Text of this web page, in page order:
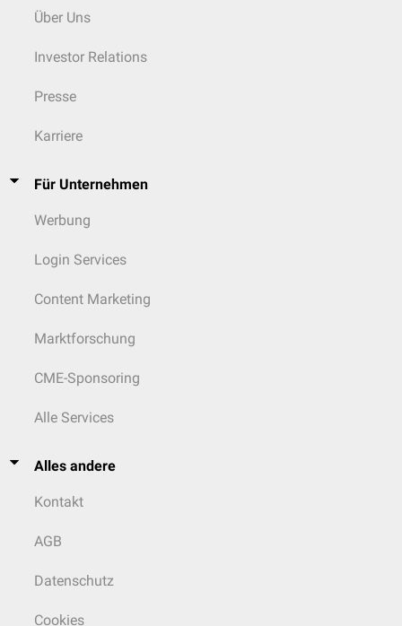
Über Uns
Investor Relations
Presse
Karriere
Für Unternehmen
Werbung
Login Services
Content Marketing
Marktforschung
CME-Sponsoring
Alle Services
Alles andere
Kontakt
AGB
Datenschutz
Cookies